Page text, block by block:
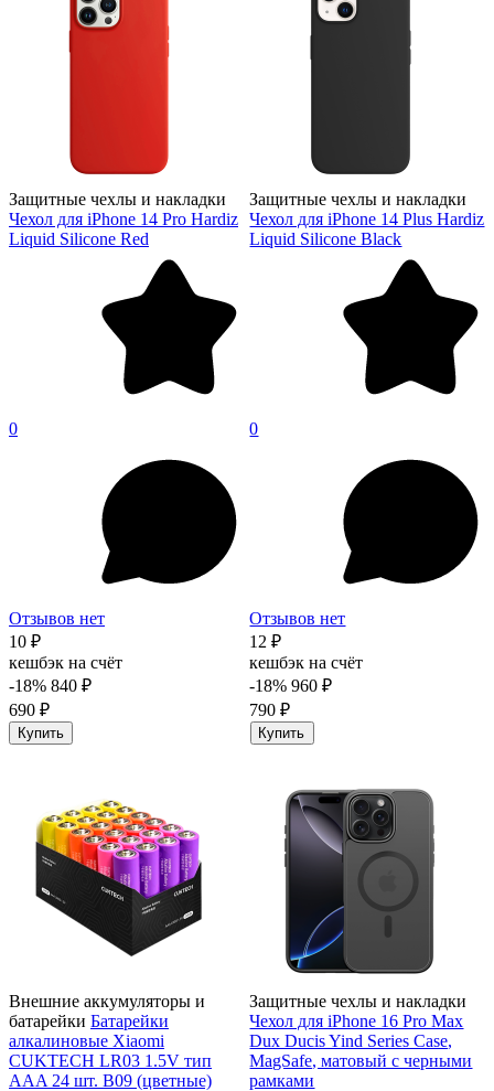
Защитные чехлы и накладки
Чехол для iPhone 14 Pro Hardiz
Liquid Silicone Red
0
Отзывов нет
10 ₽
кешбэк на счёт
-18% 840 ₽
690 ₽
Купить
Защитные чехлы и накладки
Чехол для iPhone 14 Plus Hardiz
Liquid Silicone Black
0
Отзывов нет
12 ₽
кешбэк на счёт
-18% 960 ₽
790 ₽
Купить
Внешние аккумуляторы и
батарейки Батарейки
алкалиновые Xiaomi
CUKTECH LR03 1.5V тип
AAA 24 шт. B09 (цветные)
Защитные чехлы и накладки
Чехол для iPhone 16 Pro Max
Dux Ducis Yind Series Case,
MagSafe, матовый с черными
рамками